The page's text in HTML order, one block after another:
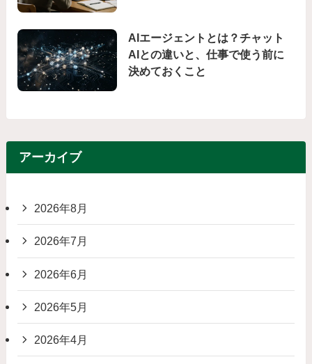
AIエージェントとは？チャット
AIとの違いと、仕事で使う前に
決めておくこと
アーカイブ
2026年8月
2026年7月
2026年6月
2026年5月
2026年4月